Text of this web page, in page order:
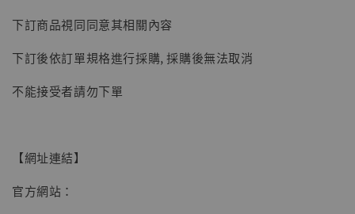
下訂商品視同同意其相關內容
下訂後依訂單規格進行採購, 採購後無法取消
不能接受者請勿下單
【網址連結】
官方網站：